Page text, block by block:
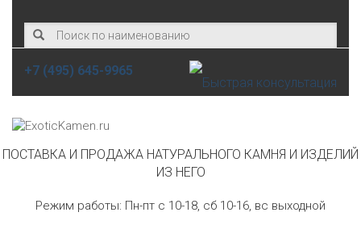
+7 (495) 645-9965
ПОСТАВКА И ПРОДАЖА НАТУРАЛЬНОГО КАМНЯ И ИЗДЕЛИЙ
ИЗ НЕГО
Режим работы: Пн-пт с 10-18, сб 10-16, вс выходной